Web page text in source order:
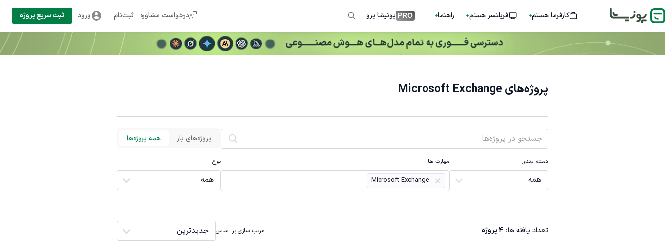
کارفرما هستم فریلنسر هستم راهنما PRO پونیشا پرو درخواست مشاوره ثبت‌نام ورود ثبت سریع پروژه
پروژه‌های Microsoft Exchange
پروژه‌های باز همه پروژه‌ها
دسته بندی
همه
مهارت ها
Microsoft Exchange
نوع
همه
تعداد یافته ها: 4پروژه مرتب سازی بر اساس جدیدترین